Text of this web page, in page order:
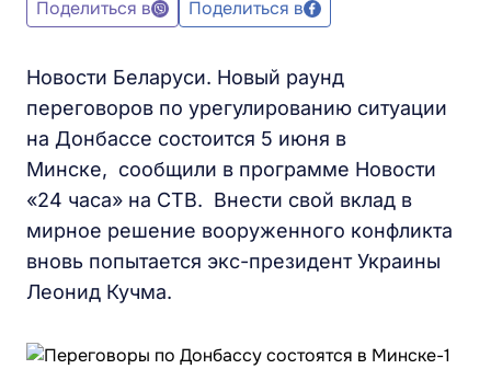
Поделиться в
Поделиться в
Новости Беларуси. Новый раунд
переговоров по урегулированию ситуации
на Донбассе состоится 5 июня в
Минске, сообщили в программе Новости
«24 часа» на СТВ. Внести свой вклад в
мирное решение вооруженного конфликта
вновь попытается экс-президент Украины
Леонид Кучма.